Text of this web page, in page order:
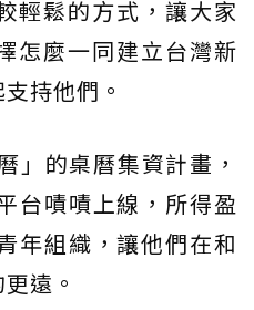
輕鬆的方式，讓大家
怎麼一同建立台灣新
持他們。
」的桌曆集資計畫，
台嘖嘖上線，所得盈
年組織，讓他們在和
遠。